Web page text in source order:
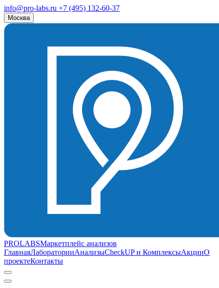
info@pro-labs.ru +7 (495) 132-60-37
Москва
PROLABSМаркетплейс анализов
ГлавнаяЛабораторииАнализыCheckUP и КомплексыАкцииО
проектеКонтакты